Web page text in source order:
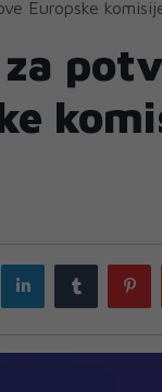
Europske
Google
LinkedIn Tumblr